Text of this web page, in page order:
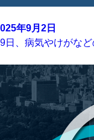
年9月2日
日、病気やけがな